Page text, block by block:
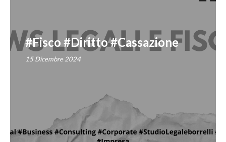
#Fisco #Diritto #Cassazione
15 Dicembre 2024